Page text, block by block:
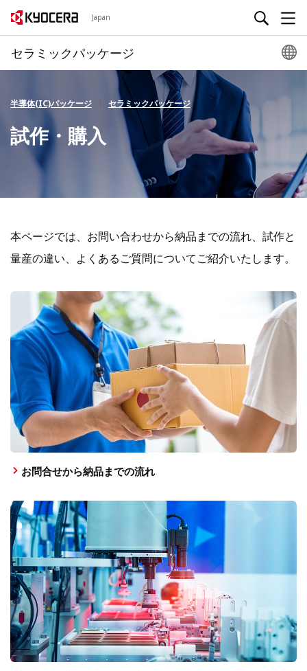
Japan
セラミックパッケージ
半導体(IC)パッケージ セラミックパッケージ
試作・購入
本ページでは、お問い合わせから納品までの流れ、試作と
量産の違い、よくあるご質問についてご紹介いたします。
お問合せから納品までの流れ